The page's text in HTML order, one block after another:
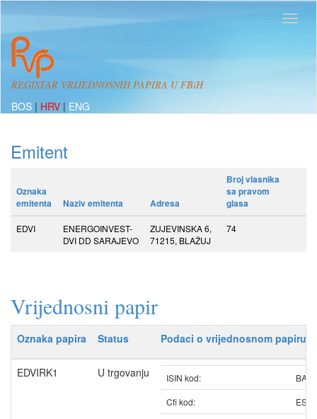
REGISTAR VRIJEDNOSNIH PAPIRA U FBiH
BOS | HRV | ENG
Emitent
Oznaka
emitenta
Naziv emitenta Adresa
Broj vlasnika
sa pravom
glasa
EDVI
ENERGOINVEST-
DVI DD SARAJEVO
ZUJEVINSKA 6,
71215, BLAŽUJ
74
Vrijednosni papir
Oznaka papira Status Podaci o vrijednosnom papiru
EDVIRK1 U trgovanju ISIN kod:
Cfi kod: